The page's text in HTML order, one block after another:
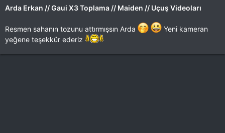
Arda Erkan // Gaui X3 Toplama // Maiden // Uçuş Videoları
Resmen sahanın tozunu attırmışsın Arda
Yeni kameran
yeğene teşekkür ederiz